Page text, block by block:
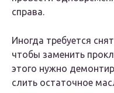
справа.
Иногда требуется
чтобы заменить
этого нужно
слить остаточное